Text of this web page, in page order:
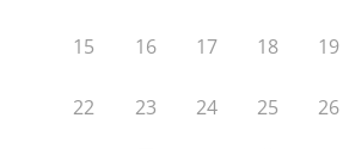
15 16 17 18 19
22 23 24 25 26